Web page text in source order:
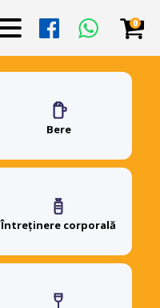
0
Bere
Întreținere corporală